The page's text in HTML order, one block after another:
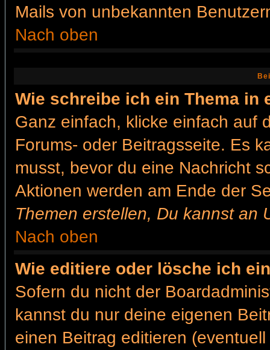
Mails von unbekannten
Nach oben
Wie schreibe ich ein Thema in
Ganz einfach, klicke einfach auf
Forums- oder Beitragsseite. Es
musst, bevor du eine Nachricht
Aktionen werden am Ende der
Themen erstellen, Du kannst an
Nach oben
Wie editiere oder lösche ich
Sofern du nicht der
kannst du nur deine eigenen
einen Beitrag editieren